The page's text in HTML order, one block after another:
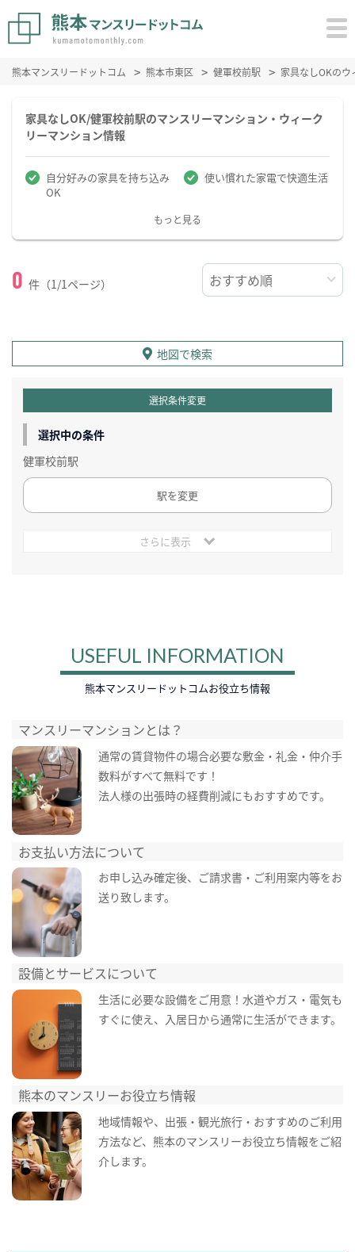
熊本マンスリードットコム 熊本市東区 健軍校前駅 家具なしOKの
家具なしOK/健軍校前駅のマンスリーマンション・ウィーク
リーマンション情報
自分好みの家具を持ち込み
OK
使い慣れた家電で快適生活
もっと見る
0 件（1/1ページ）
地図で検索
選択条件変更
選択中の条件
健軍校前駅
駅を変更
さらに表示
USEFUL INFORMATION
熊本マンスリードットコムお役立ち情報
マンスリーマンションとは？
通常の賃貸物件の場合必要な敷金・礼金・仲介手
数料がすべて無料です！
法人様の出張時の経費削減にもおすすめです。
お支払い方法について
お申し込み確定後、ご請求書・ご利用案内等をお
送り致します。
設備とサービスについて
生活に必要な設備をご用意！水道やガス・電気も
すぐに使え、入居日から通常に生活ができます。
熊本のマンスリーお役立ち情報
地域情報や、出張・観光旅行・おすすめのご利用
方法など、熊本のマンスリーお役立ち情報をご紹
介します。